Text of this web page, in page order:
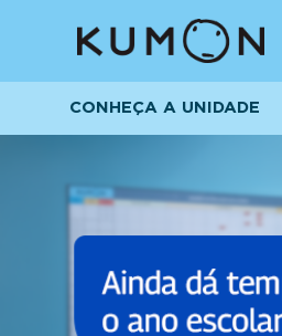
CONHEÇA A UNIDADE